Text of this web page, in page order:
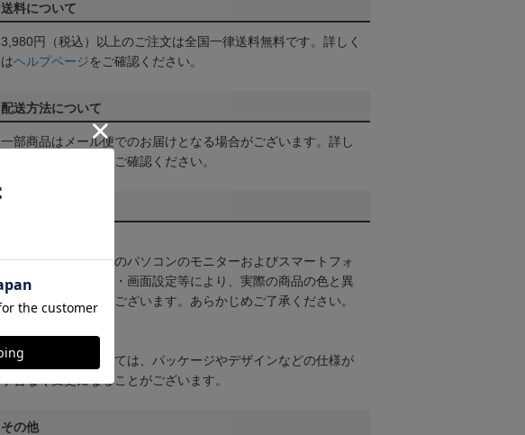
送料について
3,980円（税込）以上のご注文は全国一律送料無料です。詳しく
はヘルプページをご確認ください。
配送方法について
一部商品はメール便でのお届けとなる場合がございます。詳し
をご確認ください。
商品画像は、お使いのパソコンのモニターおよびスマートフォ
ンのメーカー・機種・画面設定等により、実際の商品の色と異
なって見える場合がございます。あらかじめご了承ください。
【仕様について】
取り扱い商品によっては、パッケージやデザインなどの仕様が
予告なく変更になることがございます。
その他